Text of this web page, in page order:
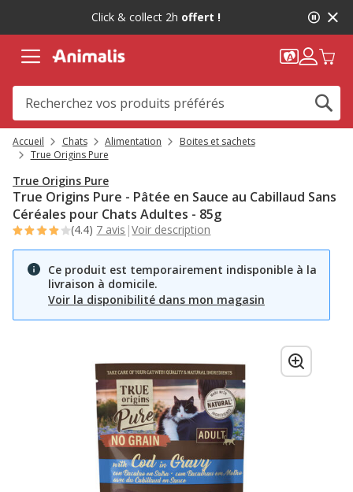
message,
Click & collect 2h offert !
Accueil Chats Alimentation
Boites et sachets
True Origins Pure
True Origins Pure
True Origins Pure - Pâtée en Sauce au Cabillaud Sans
Céréales pour Chats Adultes - 85g
(4.4) 7 avis |Voir description
Ce produit est temporairement indisponible à la
livraison à domicile.
Voir la disponibilité dans mon magasin